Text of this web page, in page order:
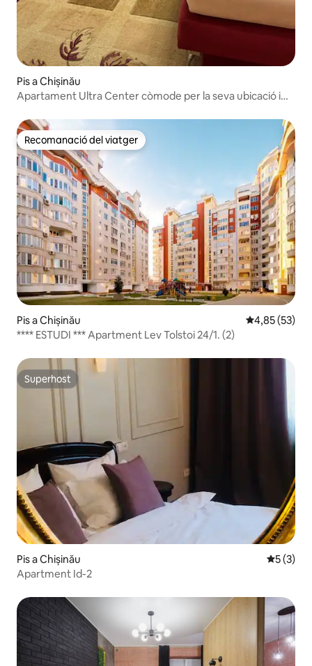
Pis a Chișinău
Apartament Ultra Center còmode per la seva ubicació i
Recomanació del viatger
Recomanació del viatger
Pis a Chișinău 4,85 de
4,85 (53)
**** ESTUDI *** Apartment Lev Tolstoi 24/1. (2)
Superhost
Superhost
Pis a Chișinău 5 de
5 (3)
Apartment Id-2